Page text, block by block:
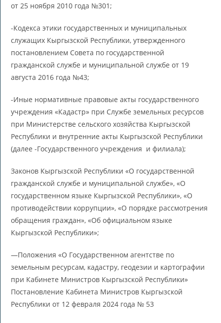
от 25 ноября 2010 года №301;
-Кодекса этики государственных и муниципальных
служащих Кыргызской Республики, утвержденного
постановлением Совета по государственной
гражданской службе и муниципальной службе от 19
августа 2016 года №43;
-Иные нормативные правовые акты государственного
учреждения «Кадастр» при Службе земельных ресурсов
при Министерстве сельского хозяйства Кыргызской
Республики и внутренние акты Кыргызской Республики
(далее -Государственного учреждения и филиала);
Законов Кыргызской Республики «О государственной
гражданской службе и муниципальной службе», «О
государственном языке Кыргызской Республики», «О
противодействии коррупции», «О порядке рассмотрения
обращения граждан», «Об официальном языке
Кыргызской Республики»;
—Положения «О Государственном агентстве по
земельным ресурсам, кадастру, геодезии и картографии
при Кабинете Министров Кыргызской Республики»
Постановление Кабинета Министров Кыргызской
Республики от 12 февраля 2024 года № 53